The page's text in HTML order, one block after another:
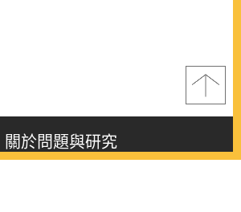
關於問題與研究
About this journal